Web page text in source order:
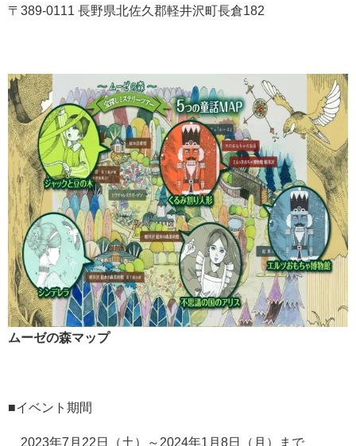
〒389-0111 長野県北佐久郡軽井沢町長倉182
ムーゼの森マップ
■イベント期間
2023年7月22日（土）～2024年1月8日（月）まで